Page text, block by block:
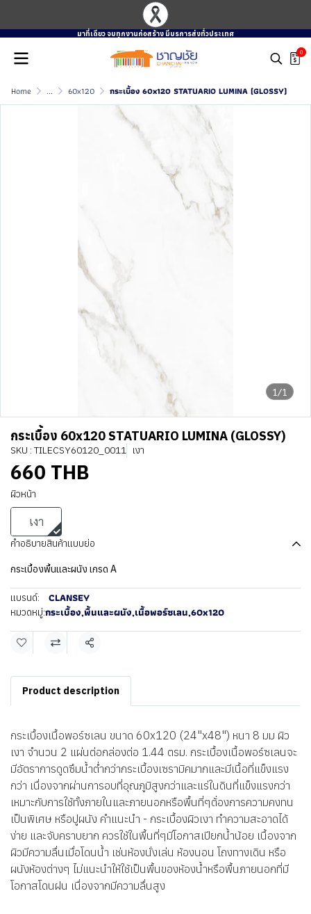
มาที่เดียว จบทุกงานก่อสร้าง มีบรการส่งทั่วประเทศ
0
Home ... 60x120 กระเบื้อง 60x120 STATUARIO LUMINA (GLOSSY)
1/1
กระเบื้อง 60x120 STATUARIO LUMINA (GLOSSY)
SKU : TILECSY60120_0011 เงา
660 THB
ผิวหน้า
เงา
คำอธิบายสินค้าแบบย่อ
กระเบื้องพื้นและผนัง เกรด A
แบรนด์: CLANSEY
หมวดหมู่:กระเบื้อง,พื้นและผนัง,เนื้อพอร์ซเลน,60x120
แชร์
Product description
กระเบื้องเนื้อพอร์ซเลน ขนาด 60x120 (24"x48") หนา 8 มม ผิว
เงา จำนวน 2 แผ่นต่อกล่องต่อ 1.44 ตรม. กระเบื้องเนื้อพอร์ซเลนจะ
มีอัตราการดูดซึมน้ำต่ำกว่ากระเบื้องเซรามิคมากและมีเนื้อที่แข็งแรง
กว่า เนื่องจากผ่านการอบที่อุณภูมิสูงกว่าและแร่ในดินที่แข็งแรงกว่า
เหมาะกับการใช้ทั้งภายในและภายนอกหรือพื้นที่ๆต้่องการความคงทน
เป็นพิเศษ หรือปูผนัง คำแนะนำ - กระเบื้องผิวเงา ทำความสะอาดได้
ง่าย และจับคราบยาก ควรใช้ในพื้นที่ๆมีโอกาสเปียกน้ำน้อย เนื้องจาก
ผิวมีความลื่นเมื่อโดนน้ำ เช่นห้องนั่งเล่น ห้องนอน โถงทางเดิน หรือ
ผนังห้องต่างๆ ไม่แนะนำให้ใช้เป็นพื้นของห้องน้ำหรือพื้นภายนอกที่มี
โอกาสโดนฝน เนื่องจากมีความลื่นสูง